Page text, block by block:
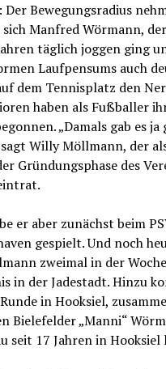
Bewegungsradius
Manfred Wörmann,
täglich joggen ging
Laufpensums auch
dem Tennisplatz den
haben als Fußballer
„Damals gab es
sagt Willy Möllmann, der
Gründungsphase des
er aber zunächst beim
gespielt. Und noch
zweimal in der
in der Jadestadt. Hinzu
in Hooksiel,
Bielefelder „Manni“
seit 17 Jahren in Hooksiel